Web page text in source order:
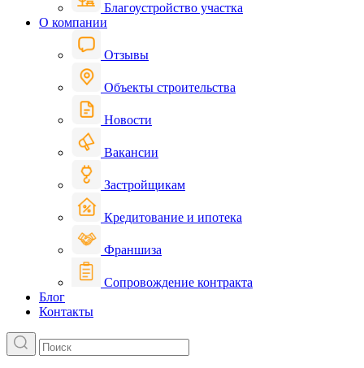
Благоустройство участка
О компании
Отзывы
Объекты строительства
Новости
Вакансии
Застройщикам
Кредитование и ипотека
Франшиза
Сопровождение контракта
Блог
Контакты